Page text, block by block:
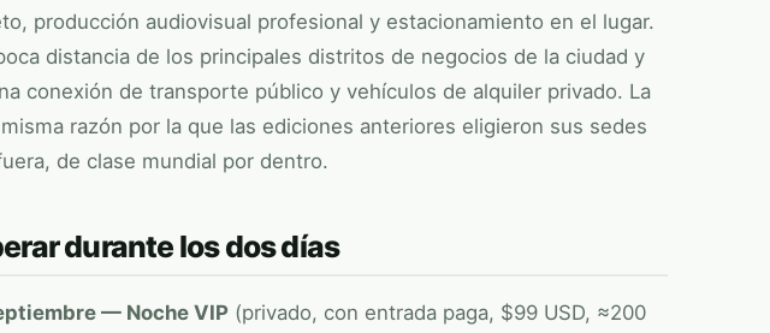
producción audiovisual profesional y estacionamiento en el lugar.
distancia de los principales distritos de negocios de la ciudad y
conexión de transporte público y vehículos de alquiler privado. La
razón por la que las ediciones anteriores eligieron sus sedes
de clase mundial por dentro.
durante los dos días
— Noche VIP (privado, con entrada paga, $99 USD, ≈200